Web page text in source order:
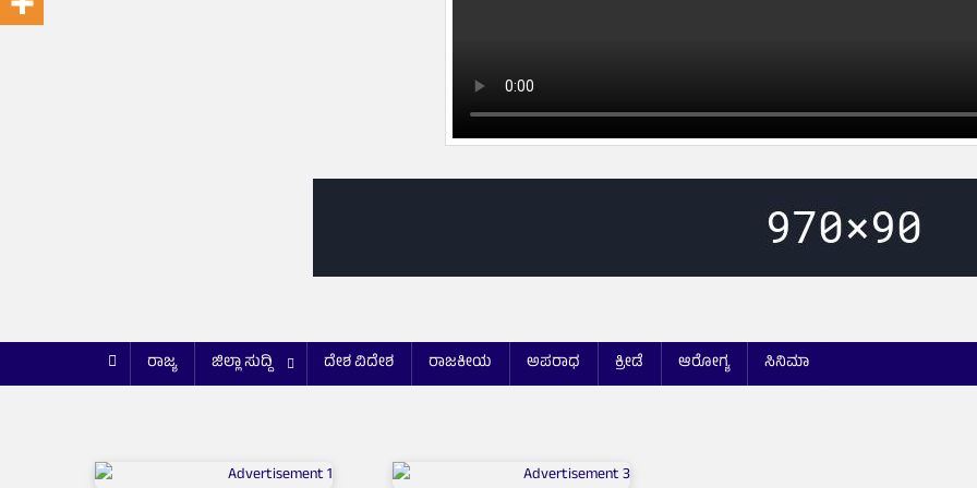
ರಾಜ್ಯ ಜಿಲ್ಲಾ ಸುದ್ದಿ ದೇಶ ವಿದೇಶ ರಾಜಕೀಯ ಅಪರಾಧ ಕ್ರೀಡೆ ಆರೋಗ್ಯ ಸಿನಿಮಾ